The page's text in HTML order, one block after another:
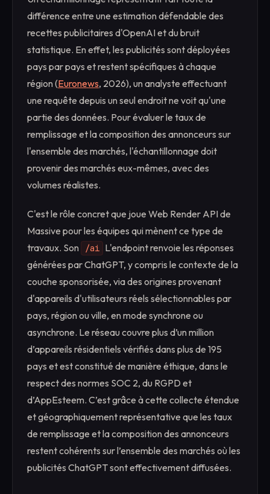
différence entre une estimation défendable des
recettes publicitaires d'OpenAI et du bruit
statistique. En effet, les publicités sont déployées
pays par pays et restent spécifiques à chaque
région (Euronews, 2026), un analyste effectuant
une requête depuis un seul endroit ne voit qu'une
partie des données. Pour évaluer le taux de
remplissage et la composition des annonceurs sur
l'ensemble des marchés, l'échantillonnage doit
provenir des marchés eux-mêmes, avec des
volumes réalistes.
C'est le rôle concret que joue Web Render API de
Massive pour les équipes qui mènent ce type de
travaux. Son
/ai L'endpoint renvoie les réponses
générées par ChatGPT, y compris le contexte de la
couche sponsorisée, via des origines provenant
d'appareils d'utilisateurs réels sélectionnables par
pays, région ou ville, en mode synchrone ou
asynchrone. Le réseau couvre plus d’un million
d’appareils résidentiels vérifiés dans plus de 195
pays et est constitué de manière éthique, dans le
respect des normes SOC 2, du RGPD et
d’AppEsteem. C’est grâce à cette collecte étendue
et géographiquement représentative que les taux
de remplissage et la composition des annonceurs
restent cohérents sur l’ensemble des marchés où les
publicités ChatGPT sont effectivement diffusées.